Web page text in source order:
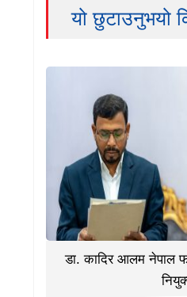
यो छुटाउनुभयो
डा. कादिर आलम नेपाल